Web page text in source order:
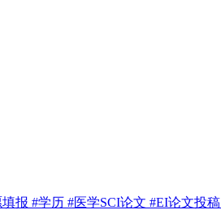
报 #学历 #医学SCI论文 #EI论文投稿